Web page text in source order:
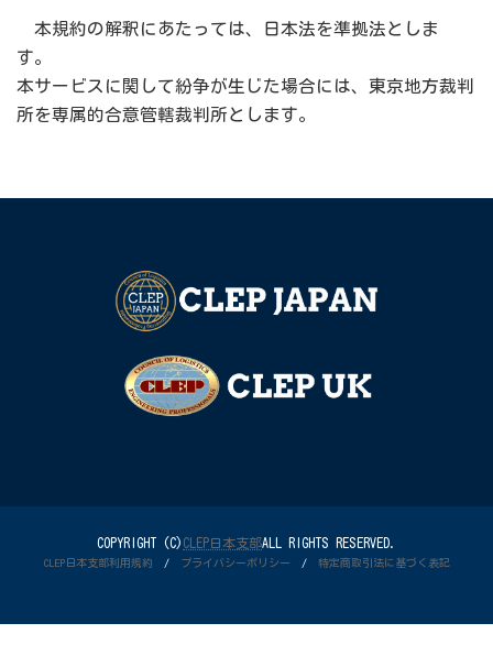
本規約の解釈にあたっては、日本法を準拠法としま
す。
本サービスに関して紛争が生じた場合には、東京地方裁判
所を専属的合意管轄裁判所とします。
COPYRIGHT (C) CLEP日本支部ALL RIGHTS RESERVED.
CLEP日本支部利用規約 / プライバシーポリシー / 特定商取引法に基づく表記